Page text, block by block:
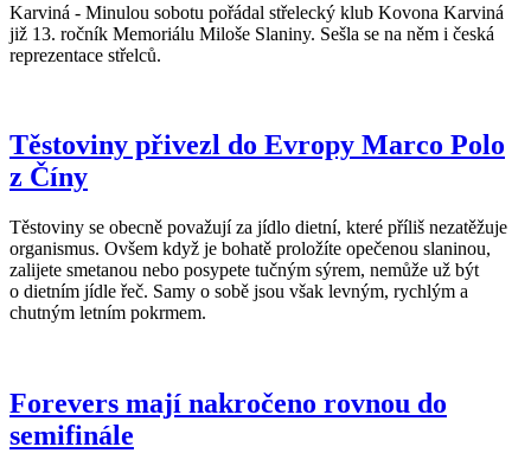
Karviná - Minulou sobotu pořádal střelecký klub Kovona Karviná
již 13. ročník Memoriálu Miloše Slaniny. Sešla se na něm i česká
reprezentace střelců.
Těstoviny přivezl do Evropy Marco Polo
z Číny
Těstoviny se obecně považují za jídlo dietní, které příliš nezatěžuje
organismus. Ovšem když je bohatě proložíte opečenou slaninou,
zalijete smetanou nebo posypete tučným sýrem, nemůže už být
o dietním jídle řeč. Samy o sobě jsou však levným, rychlým a
chutným letním pokrmem.
Forevers mají nakročeno rovnou do
semifinále